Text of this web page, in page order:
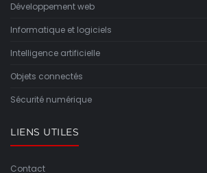
Développement web
Informatique et logiciels
Intelligence artificielle
Objets connectés
Sécurité numérique
LIENS UTILES
Contact